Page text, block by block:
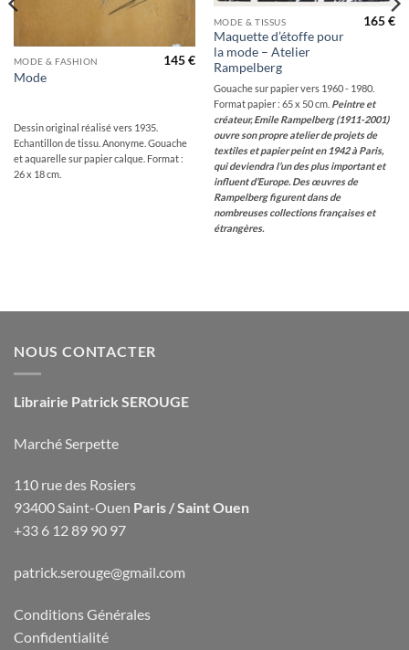
MODE & FASHION
Mode
145€
Dessin original réalisé vers 1935.
Echantillon de tissu. Anonyme. Gouache
et aquarelle sur papier calque. Format :
26 x 18 cm.
MODE & TISSUS
Maquette d’étoffe pour
la mode – Atelier
Rampelberg
165€
Gouache sur papier vers 1960 - 1980.
Format papier : 65 x 50 cm. Peintre et
créateur, Emile Rampelberg (1911-2001)
ouvre son propre atelier de projets de
textiles et papier peint en 1942 à Paris,
qui deviendra l’un des plus important et
influent d’Europe. Des œuvres de
Rampelberg figurent dans de
nombreuses collections françaises et
étrangères.
NOUS CONTACTER
Librairie Patrick SEROUGE
Marché Serpette
110 rue des Rosiers
93400 Saint-Ouen Paris / Saint Ouen
+33 6 12 89 90 97
patrick.serouge@gmail.com
Conditions Générales
Confidentialité